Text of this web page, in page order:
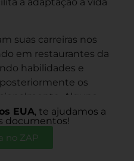
suas carreiras nos
em restaurantes da
habilidades e
os
Alguns
abrem seus próprios
de
em Miami.
EUA, te ajudamos a
documentos!
no ZAP